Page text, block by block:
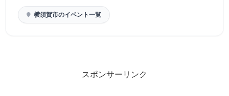
横須賀市のイベント一覧
スポンサーリンク